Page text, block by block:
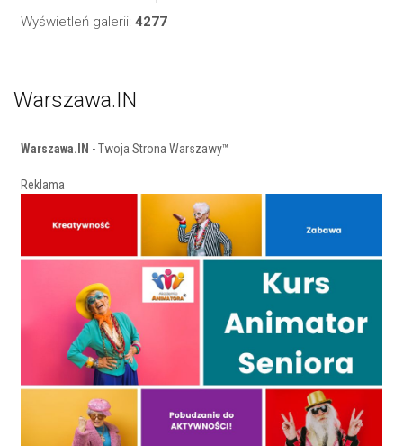
Wyświetleń galerii: 4277
Warszawa.IN
Warszawa.IN - Twoja Strona Warszawy™
Reklama